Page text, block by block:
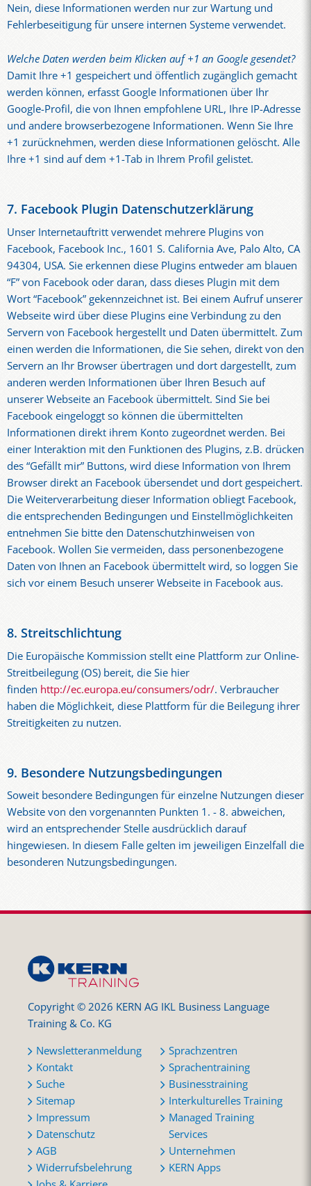
Nein, diese Informationen werden nur zur Wartung und
Fehlerbeseitigung für unsere internen Systeme verwendet.
Welche Daten werden beim Klicken auf +1 an Google gesendet?
Damit Ihre +1 gespeichert und öffentlich zugänglich gemacht
werden können, erfasst Google Informationen über Ihr
Google-Profil, die von Ihnen empfohlene URL, Ihre IP-Adresse
und andere browserbezogene Informationen. Wenn Sie Ihre
+1 zurücknehmen, werden diese Informationen gelöscht. Alle
Ihre +1 sind auf dem +1-Tab in Ihrem Profil gelistet.
7. Facebook Plugin Datenschutzerklärung
Unser Internetauftritt verwendet mehrere Plugins von
Facebook, Facebook Inc., 1601 S. California Ave, Palo Alto, CA
94304, USA. Sie erkennen diese Plugins entweder am blauen
“F” von Facebook oder daran, dass dieses Plugin mit dem
Wort “Facebook” gekennzeichnet ist. Bei einem Aufruf unserer
Webseite wird über diese Plugins eine Verbindung zu den
Servern von Facebook hergestellt und Daten übermittelt. Zum
einen werden die Informationen, die Sie sehen, direkt von den
Servern an Ihr Browser übertragen und dort dargestellt, zum
anderen werden Informationen über Ihren Besuch auf
unserer Webseite an Facebook übermittelt. Sind Sie bei
Facebook eingeloggt so können die übermittelten
Informationen direkt ihrem Konto zugeordnet werden. Bei
einer Interaktion mit den Funktionen des Plugins, z.B. drücken
des “Gefällt mir” Buttons, wird diese Information von Ihrem
Browser direkt an Facebook übersendet und dort gespeichert.
Die Weiterverarbeitung dieser Information obliegt Facebook,
die entsprechenden Bedingungen und Einstellmöglichkeiten
entnehmen Sie bitte den Datenschutzhinweisen von
Facebook. Wollen Sie vermeiden, dass personenbezogene
Daten von Ihnen an Facebook übermittelt wird, so loggen Sie
sich vor einem Besuch unserer Webseite in Facebook aus.
8. Streitschlichtung
Die Europäische Kommission stellt eine Plattform zur Online-
Streitbeilegung (OS) bereit, die Sie hier
finden http://ec.europa.eu/consumers/odr/. Verbraucher
haben die Möglichkeit, diese Plattform für die Beilegung ihrer
Streitigkeiten zu nutzen.
9. Besondere Nutzungsbedingungen
Soweit besondere Bedingungen für einzelne Nutzungen dieser
Website von den vorgenannten Punkten 1. - 8. abweichen,
wird an entsprechender Stelle ausdrücklich darauf
hingewiesen. In diesem Falle gelten im jeweiligen Einzelfall die
besonderen Nutzungsbedingungen.
Copyright © 2026 KERN AG IKL Business Language
Training & Co. KG
Newsletteranmeldung
Kontakt
Suche
Sitemap
Impressum
Datenschutz
AGB
Widerrufsbelehrung
Sprachzentren
Sprachentraining
Businesstraining
Interkulturelles Training
Managed Training
Services
Unternehmen
KERN Apps